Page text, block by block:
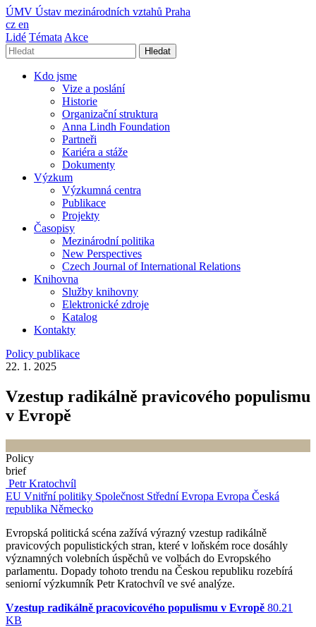
ÚMV Ústav mezinárodních vztahů Praha
cz en
Lidé Témata Akce
Hledat
Kdo jsme
Vize a poslání
Historie
Organizační struktura
Anna Lindh Foundation
Partneři
Kariéra a stáže
Dokumenty
Výzkum
Výzkumná centra
Publikace
Projekty
Časopisy
Mezinárodní politika
New Perspectives
Czech Journal of International Relations
Knihovna
Služby knihovny
Elektronické zdroje
Katalog
Kontakty
Policy publikace
22. 1. 2025
Vzestup radikálně pravicového populismu
v Evropě
Policy
brief
Petr Kratochvíl
EU Vnitřní politiky Společnost Střední Evropa Evropa Česká
republika Německo
Evropská politická scéna zažívá výrazný vzestup radikálně
pravicových populistických stran, které v loňském roce dosáhly
významných volebních úspěchů ve volbách do Evropského
parlamentu. Dopady tohoto trendu na Českou republiku rozebírá
seniorní výzkumník Petr Kratochvíl ve své analýze.
Vzestup radikálně pracovicového populismu v Evropě 80.21
KB